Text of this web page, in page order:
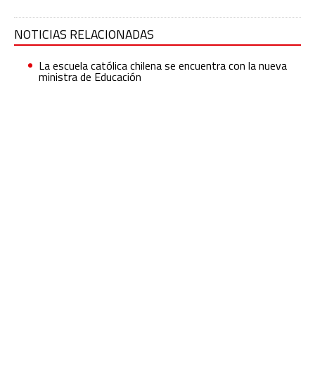
NOTICIAS RELACIONADAS
La escuela católica chilena se encuentra con la nueva
ministra de Educación